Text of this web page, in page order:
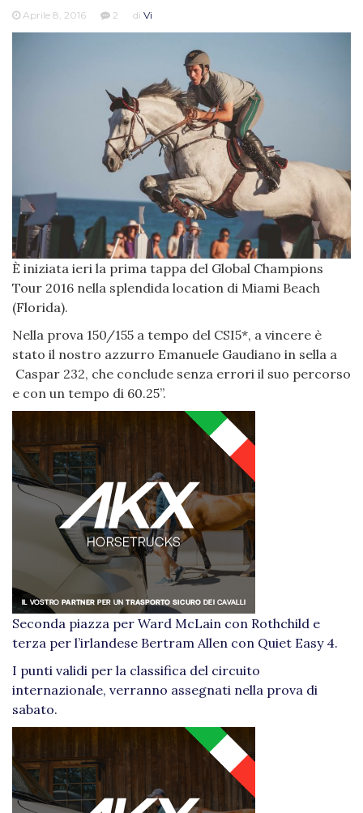
Aprile 8, 2016 2 di Vi
È iniziata ieri la prima tappa del Global Champions
Tour 2016 nella splendida location di Miami Beach
(Florida).
Nella prova 150/155 a tempo del CSI5*, a vincere è
stato il nostro azzurro Emanuele Gaudiano in sella a
Caspar 232, che conclude senza errori il suo percorso
e con un tempo di 60.25”.
Seconda piazza per Ward McLain con Rothchild e
terza per l’irlandese Bertram Allen con Quiet Easy 4.
I punti validi per la classifica del circuito
internazionale, verranno assegnati nella prova di
sabato.